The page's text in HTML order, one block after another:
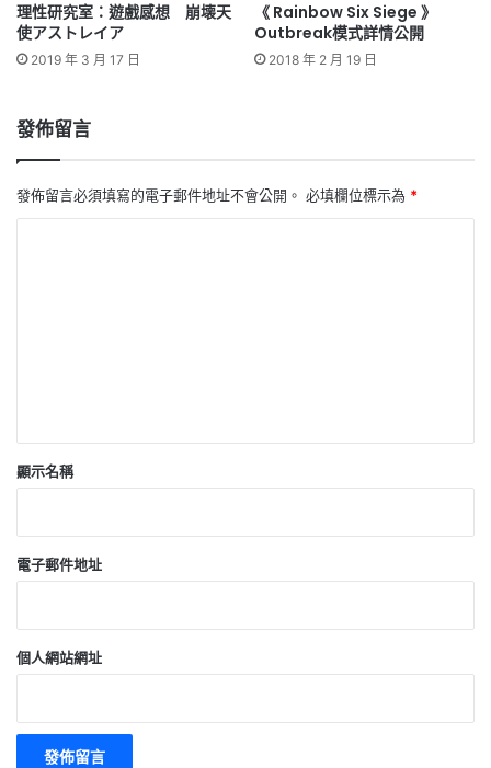
理性研究室：遊戲感想 崩壊天
使アストレイア
2019 年 3 月 17 日
《 Rainbow Six Siege 》
Outbreak模式詳情公開
2018 年 2 月 19 日
發佈留言
發佈留言必須填寫的電子郵件地址不會公開。 必填欄位標示為 *
顯示名稱
電子郵件地址
個人網站網址